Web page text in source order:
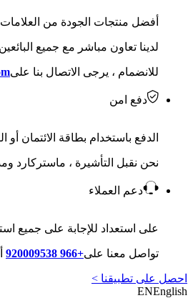
أفضل منتجات الجودة من العلامات
لدينا تعاون مباشر مع جميع
للانضمام ، يرجى الاتصال بنا على
دفع امن
الدفع باستخدام بطاقة الائتمان أو
نحن نقبل التأشيرة ، ماستركارد
دعم العملاء
على استعداد للإجابة على جميع
تواصل معنا على+966 920009538
احصل على تطبيقنا >
ENEnglish